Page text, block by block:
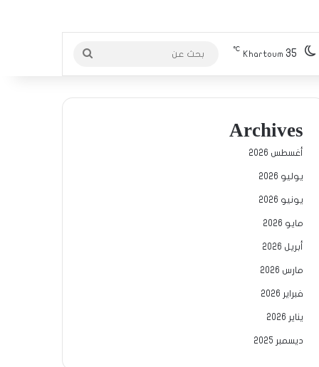
Khartoum 35
℃
Archives
أغسطس 2026
يوليو 2026
يونيو 2026
مايو 2026
أبريل 2026
مارس 2026
فبراير 2026
يناير 2026
ديسمبر 2025